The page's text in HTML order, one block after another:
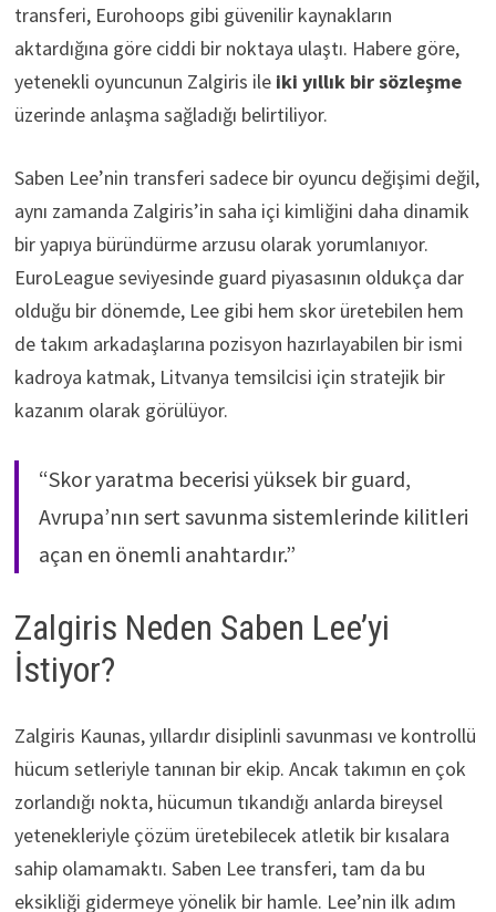
transferi, Eurohoops gibi güvenilir kaynakların
aktardığına göre ciddi bir noktaya ulaştı. Habere göre,
yetenekli oyuncunun Zalgiris ile iki yıllık bir sözleşme
üzerinde anlaşma sağladığı belirtiliyor.
Saben Lee’nin transferi sadece bir oyuncu değişimi değil,
aynı zamanda Zalgiris’in saha içi kimliğini daha dinamik
bir yapıya büründürme arzusu olarak yorumlanıyor.
EuroLeague seviyesinde guard piyasasının oldukça dar
olduğu bir dönemde, Lee gibi hem skor üretebilen hem
de takım arkadaşlarına pozisyon hazırlayabilen bir ismi
kadroya katmak, Litvanya temsilcisi için stratejik bir
kazanım olarak görülüyor.
“Skor yaratma becerisi yüksek bir guard,
Avrupa’nın sert savunma sistemlerinde kilitleri
açan en önemli anahtardır.”
Zalgiris Neden Saben Lee’yi
İstiyor?
Zalgiris Kaunas, yıllardır disiplinli savunması ve kontrollü
hücum setleriyle tanınan bir ekip. Ancak takımın en çok
zorlandığı nokta, hücumun tıkandığı anlarda bireysel
yetenekleriyle çözüm üretebilecek atletik bir kısalara
sahip olamamaktı. Saben Lee transferi, tam da bu
eksikliği gidermeye yönelik bir hamle. Lee’nin ilk adım